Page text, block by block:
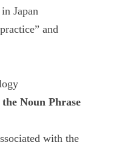
Japan
and
Noun Phrase
with the